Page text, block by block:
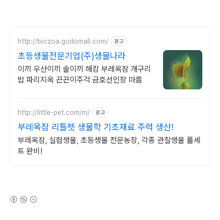
http://biozoa.godomall.com/ 광고
초등생물전문기업(주)생물나라
이끼 우산이끼 솔이끼 해캄 부레옥잠 개구리
밥 파리지옥 끈끈이주걱 금호선인장 마름
http://little-pet.com/m/ 광고
부레옥잠 리틀펫 생물학 기초재료 주력 생산!
부레옥잠, 실험생물, 초등생물 전문농장, 각종 관찰생물 풀세
트 완비!